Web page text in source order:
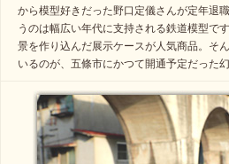
から模型好きだった野口定儀さんが定年退
うのは幅広い年代に支持される鉄道模型で
景を作り込んだ展示ケースが人気商品。そ
いるのが、五條市にかつて開通予定だった